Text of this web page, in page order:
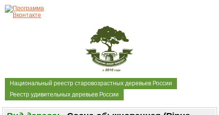
Национальный реестр старовозрастных деревьев России
Реестр удивительных деревьев России